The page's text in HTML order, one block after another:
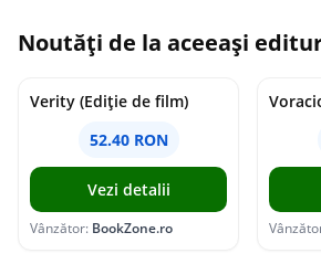
Noutăți de la aceeași
Verity (Ediție de film)
52.40 RON
Vezi detalii
Vânzător: BookZone.ro